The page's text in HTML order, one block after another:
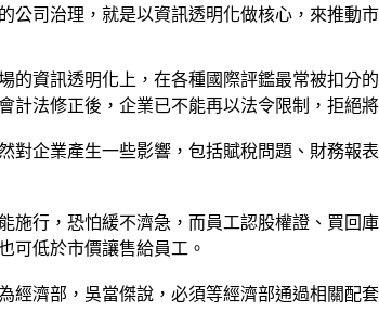
公司治理，就是以資訊透明化做核心，來推動
的資訊透明化上，在各種國際評鑑最常被扣
計法修正後，企業已不能再以法令限制，拒絕
對企業產生一些影響，包括賦稅問題、財務
施行，恐怕緩不濟急，而員工認股權證、買
可低於市價讓售給員工。
經濟部，吳當傑說，必須等經濟部通過相關配